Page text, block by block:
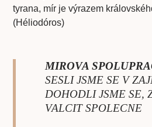
tyrana, mír je výrazem
(Héliodóros)
MIROVA
SESLI JSME SE V
DOHODLI JSME SE,
VALCIT SPOLECNE